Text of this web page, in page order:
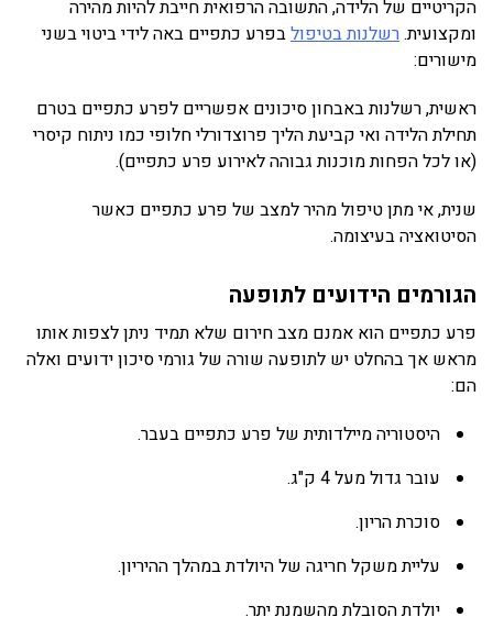
הקריטיים של הלידה, התשובה הרפואית חייבת להיות מהירה
ומקצועית.רשלנות בטיפולבפרע כתפיים באה לידי ביטוי בשני
מישורים:
ראשית, רשלנות באבחון סיכונים אפשריים לפרע כתפיים בטרם
תחילת הלידה ואי קביעת הליך פרוצדורלי חלופי כמו ניתוח קיסרי
(או לכל הפחות מוכנות גבוהה לאירוע פרע כתפיים).
שנית, אי מתן טיפול מהיר למצב של פרע כתפיים כאשר
הסיטואציה בעיצומה.
הגורמים הידועים לתופעה
פרע כתפיים הוא אמנם מצב חירום שלא תמיד ניתן לצפות אותו
מראש אך בהחלט יש לתופעה שורה של גורמי סיכון ידועים ואלה
הם:
היסטוריה מיילדותית של פרע כתפיים בעבר.
עובר גדול מעל 4 ק"ג.
סוכרת הריון.
עליית משקל חריגה של היולדת במהלך ההיריון.
יולדת הסובלת מהשמנת יתר.